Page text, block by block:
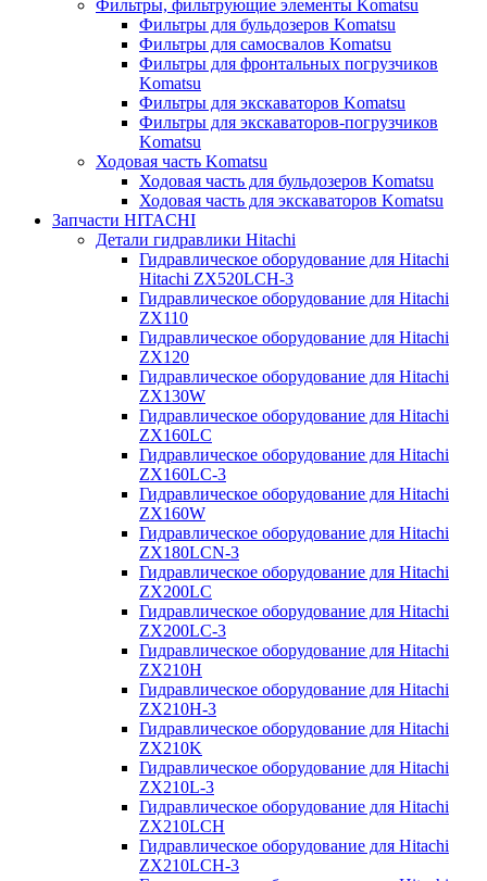
Фильтры, фильтрующие элементы Komatsu
Фильтры для бульдозеров Komatsu
Фильтры для самосвалов Komatsu
Фильтры для фронтальных погрузчиков
Komatsu
Фильтры для экскаваторов Komatsu
Фильтры для экскаваторов-погрузчиков
Komatsu
Ходовая часть Komatsu
Ходовая часть для бульдозеров Komatsu
Ходовая часть для экскаваторов Komatsu
Запчасти HITACHI
Детали гидравлики Hitachi
Гидравлическое оборудование для Hitachi
Hitachi ZX520LCH-3
Гидравлическое оборудование для Hitachi
ZX110
Гидравлическое оборудование для Hitachi
ZX120
Гидравлическое оборудование для Hitachi
ZX130W
Гидравлическое оборудование для Hitachi
ZX160LC
Гидравлическое оборудование для Hitachi
ZX160LC-3
Гидравлическое оборудование для Hitachi
ZX160W
Гидравлическое оборудование для Hitachi
ZX180LCN-3
Гидравлическое оборудование для Hitachi
ZX200LC
Гидравлическое оборудование для Hitachi
ZX200LC-3
Гидравлическое оборудование для Hitachi
ZX210H
Гидравлическое оборудование для Hitachi
ZX210H-3
Гидравлическое оборудование для Hitachi
ZX210K
Гидравлическое оборудование для Hitachi
ZX210L-3
Гидравлическое оборудование для Hitachi
ZX210LCH
Гидравлическое оборудование для Hitachi
ZX210LCH-3